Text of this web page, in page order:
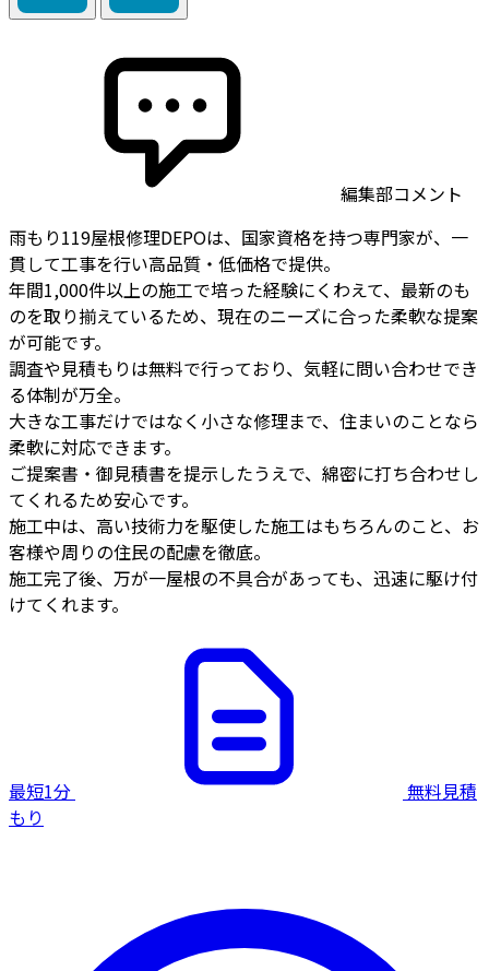
編集部コメント
雨もり119屋根修理DEPOは、国家資格を持つ専門家が、一
貫して工事を行い高品質・低価格で提供。
年間1,000件以上の施工で培った経験にくわえて、最新のも
のを取り揃えているため、現在のニーズに合った柔軟な提案
が可能です。
調査や見積もりは無料で行っており、気軽に問い合わせでき
る体制が万全。
大きな工事だけではなく小さな修理まで、住まいのことなら
柔軟に対応できます。
ご提案書・御見積書を提示したうえで、綿密に打ち合わせし
てくれるため安心です。
施工中は、高い技術力を駆使した施工はもちろんのこと、お
客様や周りの住民の配慮を徹底。
施工完了後、万が一屋根の不具合があっても、迅速に駆け付
けてくれます。
最短1分
無料見積
もり